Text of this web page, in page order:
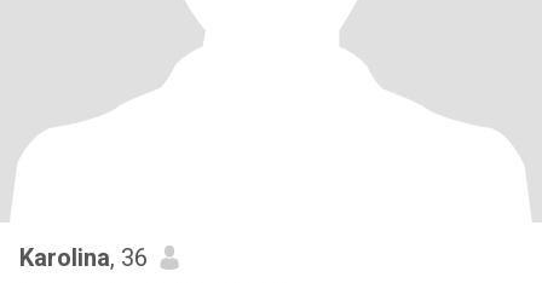
Karolina, 36